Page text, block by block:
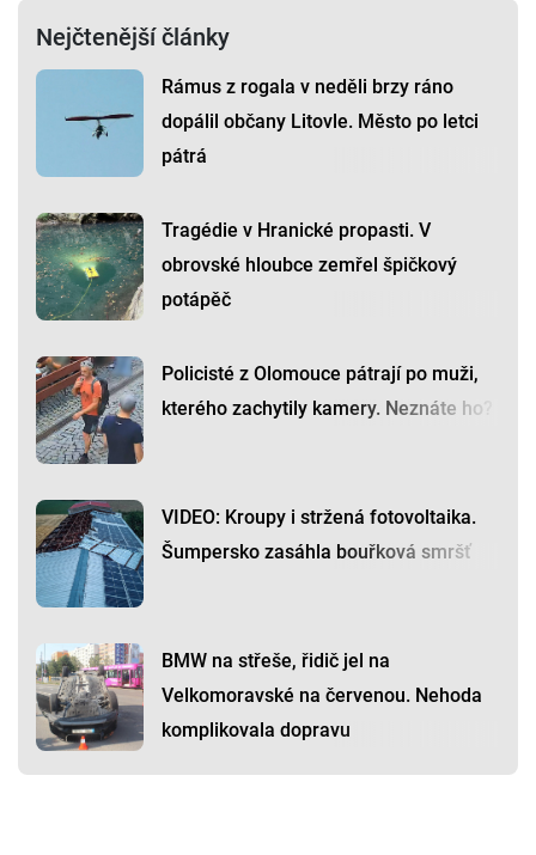
Nejčtenější články
Rámus z rogala v neděli brzy ráno
dopálil občany Litovle. Město po letci
pátrá
Tragédie v Hranické propasti. V
obrovské hloubce zemřel špičkový
potápěč
Policisté z Olomouce pátrají po muži,
kterého zachytily kamery. Neznáte ho?
VIDEO: Kroupy i stržená fotovoltaika.
Šumpersko zasáhla bouřková smršť
BMW na střeše, řidič jel na
Velkomoravské na červenou. Nehoda
komplikovala dopravu